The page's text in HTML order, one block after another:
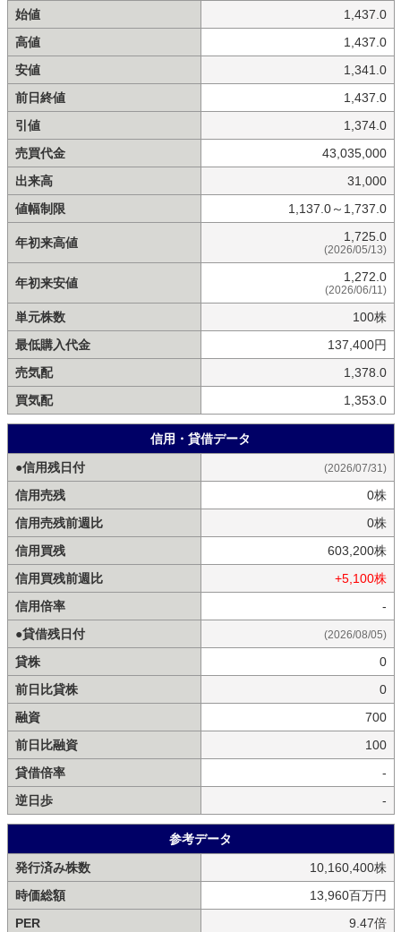
始値
1,437.0
高値
1,437.0
安値
1,341.0
前日終値
1,437.0
引値
1,374.0
売買代金
43,035,000
出来高
31,000
値幅制限
1,137.0～1,737.0
年初来高値 1,725.0
(2026/05/13)
年初来安値 1,272.0
(2026/06/11)
単元株数
100株
最低購入代金
137,400円
売気配
1,378.0
買気配
1,353.0
信用・貸借データ
●信用残日付
(2026/07/31)
信用売残
0株
信用売残前週比
0株
信用買残
603,200株
信用買残前週比
+5,100株
信用倍率
-
●貸借残日付
(2026/08/05)
貸株
0
前日比貸株
0
融資
700
前日比融資
100
貸借倍率
-
逆日歩
-
参考データ
発行済み株数
10,160,400株
時価総額
13,960百万円
PER
9.47倍